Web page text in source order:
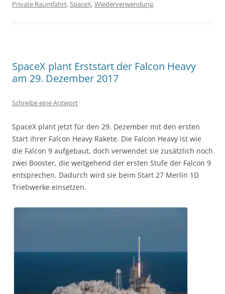
Private Raumfahrt,SpaceX,Wiederverwendung.
SpaceX plant Erststart der Falcon Heavy
am 29. Dezember 2017
Schreibe eine Antwort
SpaceX plant jetzt für den 29. Dezember mit den ersten
Start ihrer Falcon Heavy Rakete. Die Falcon Heavy ist wie
die Falcon 9 aufgebaut, doch verwendet sie zusätzlich noch
zwei Booster, die weitgehend der ersten Stufe der Falcon 9
entsprechen. Dadurch wird sie beim Start 27 Merlin 1D
Triebwerke einsetzen.